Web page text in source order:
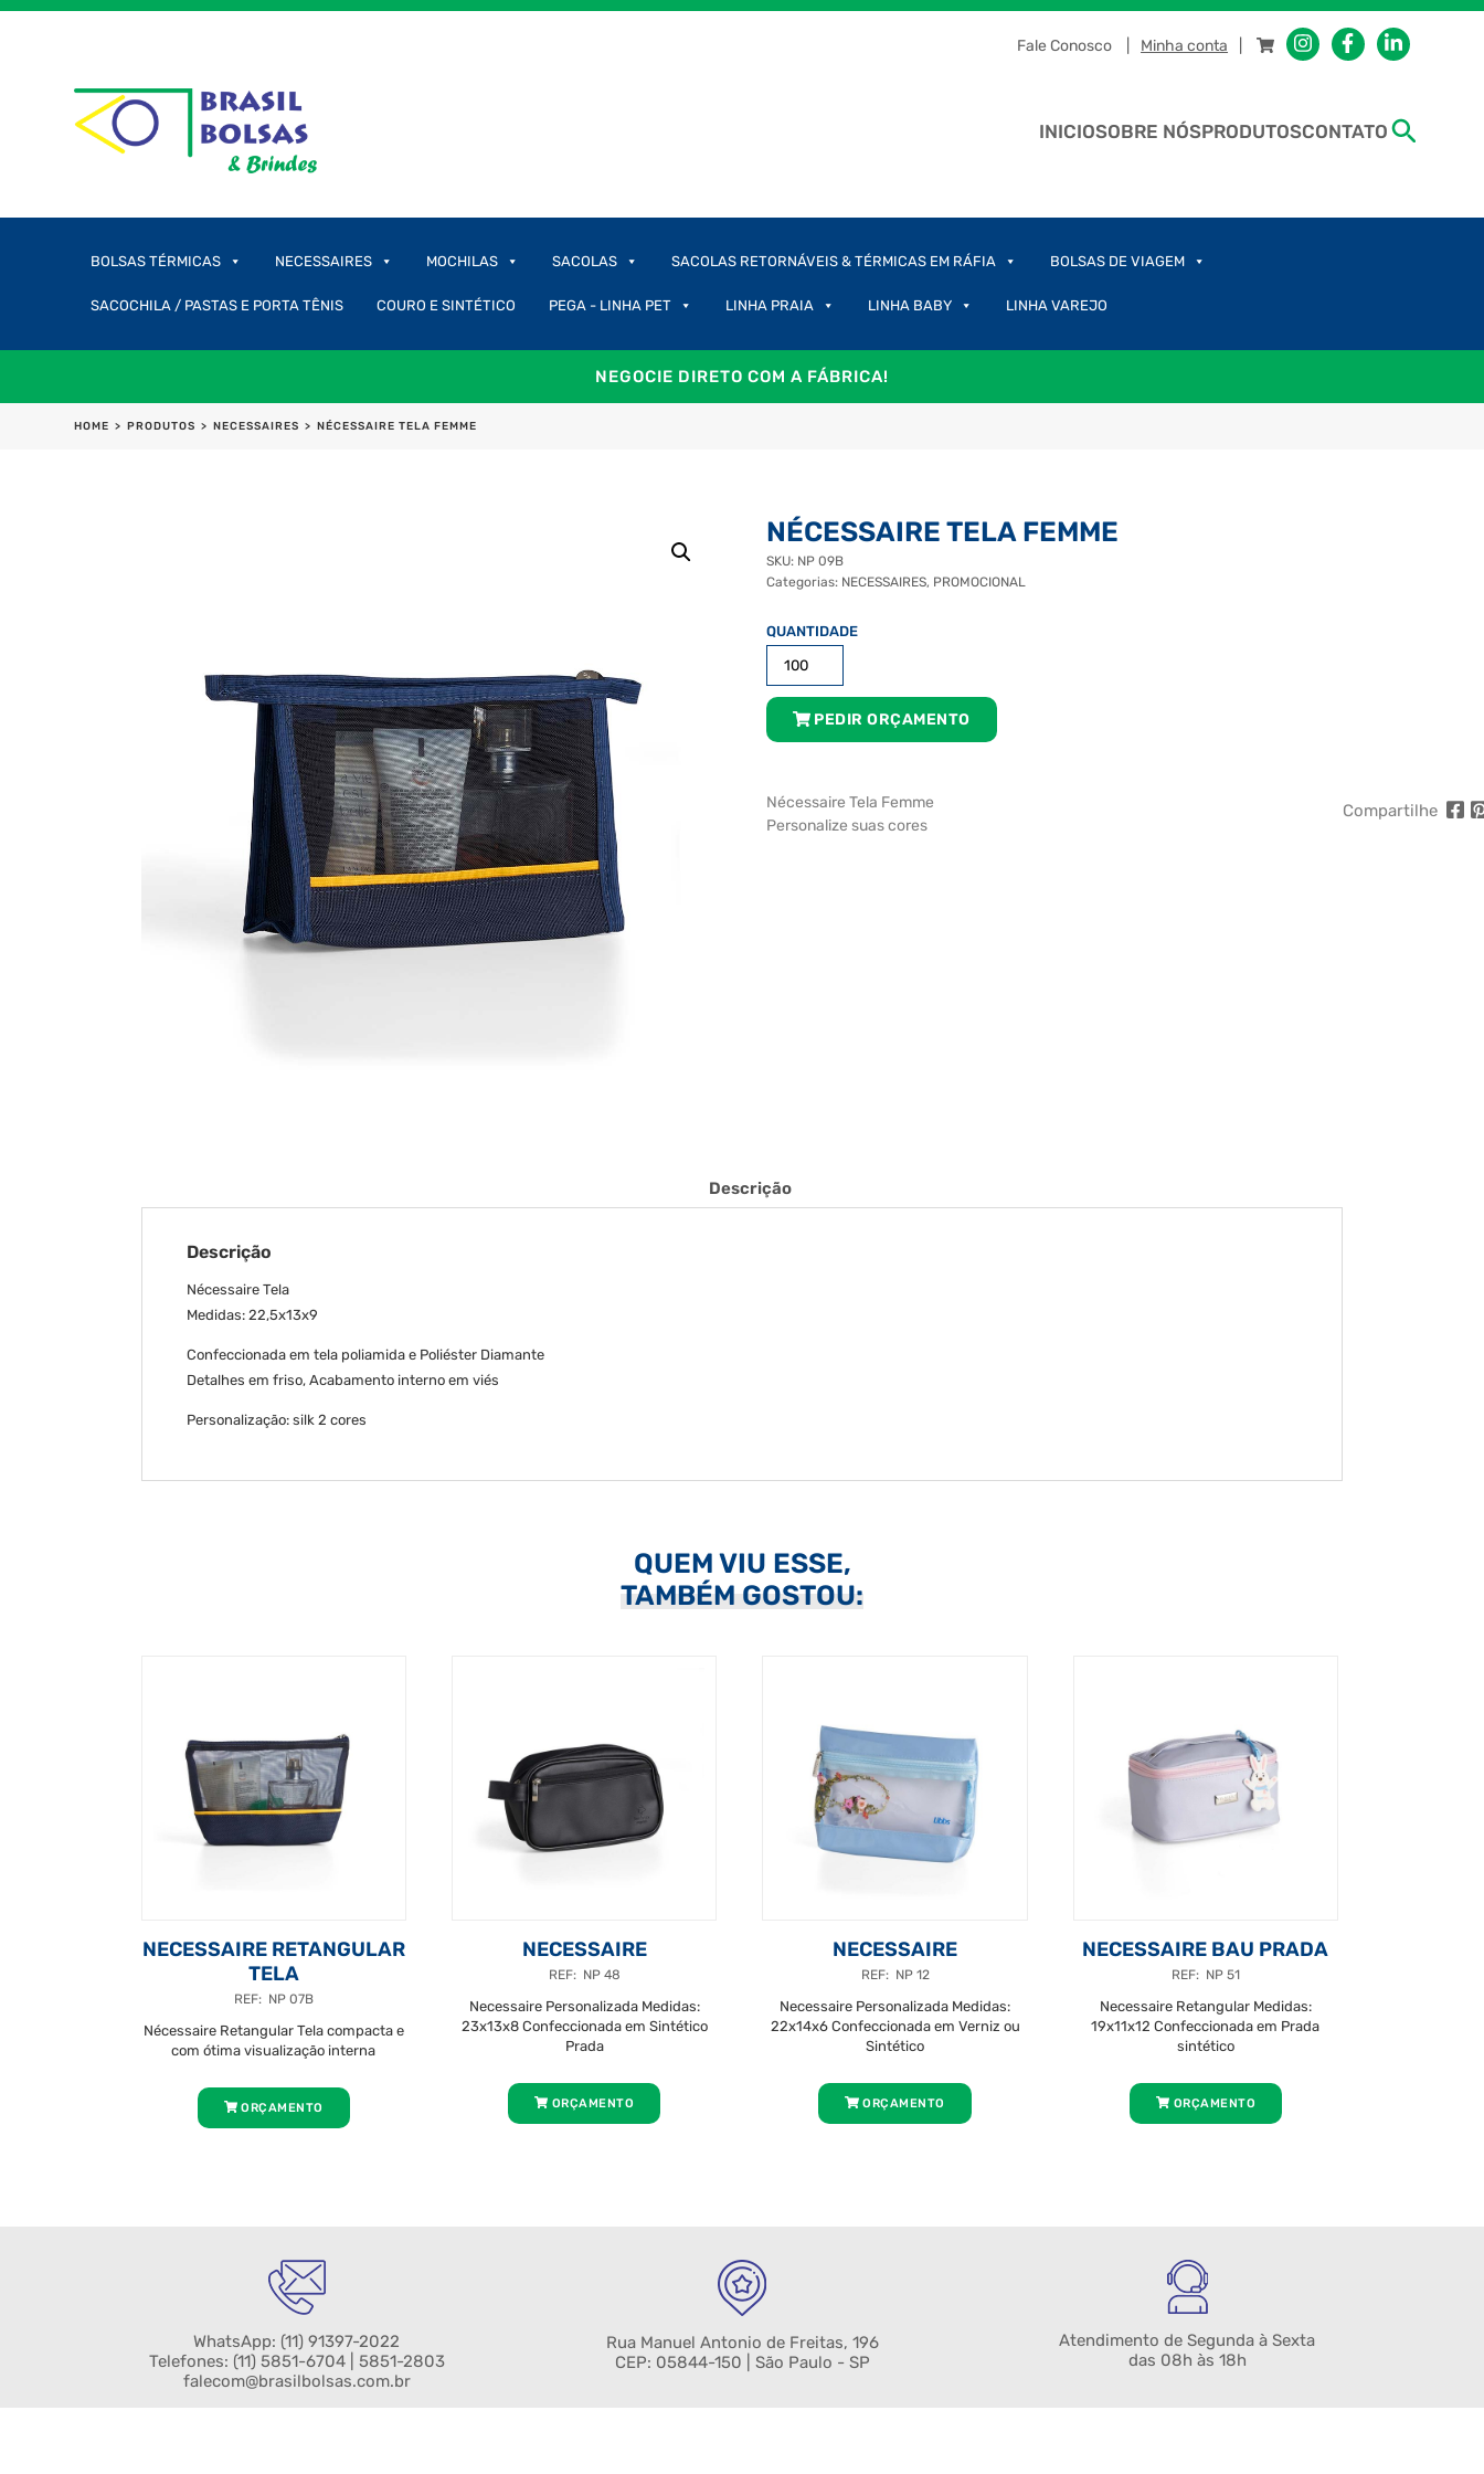
Fale Conosco Minha conta
INICIOSOBRE NÓSPRODUTOSCONTATO
BOLSAS TÉRMICAS NECESSAIRES MOCHILAS SACOLAS SACOLAS RETORNÁVEIS & TÉRMICAS EM RÁFIA BOLSAS DE VIAGEM
SACOCHILA / PASTAS E PORTA TÊNIS COURO E SINTÉTICO PEGA - LINHA PET LINHA PRAIA LINHA BABY LINHA VAREJO
NEGOCIE DIRETO COM A FÁBRICA!
HOME > PRODUTOS > NECESSAIRES > NÉCESSAIRE TELA FEMME
NÉCESSAIRE TELA FEMME
SKU: NP 09B
Categorias: NECESSAIRES, PROMOCIONAL
tela
Femme
quantidadePEDIR ORÇAMENTO
Nécessaire Tela Femme
Personalize suas cores
Compartilhe
Descrição
Descrição
Nécessaire Tela
Medidas: 22,5x13x9
Confeccionada em tela poliamida e Poliéster Diamante
Detalhes em friso, Acabamento interno em viés
Personalização: silk 2 cores
QUEM VIU ESSE,
TAMBÉM GOSTOU:
NECESSAIRE RETANGULAR
TELA
REF: NP 07B
Nécessaire Retangular Tela compacta e
com ótima visualização interna
ORÇAMENTO
NECESSAIRE
REF: NP 48
Necessaire Personalizada Medidas:
23x13x8 Confeccionada em Sintético
Prada
ORÇAMENTO
NECESSAIRE
REF: NP 12
Necessaire Personalizada Medidas:
22x14x6 Confeccionada em Verniz ou
Sintético
ORÇAMENTO
NECESSAIRE BAU PRADA
REF: NP 51
Necessaire Retangular Medidas:
19x11x12 Confeccionada em Prada
sintético
ORÇAMENTO
WhatsApp: (11) 91397-2022
Telefones: (11) 5851-6704| 5851-2803
falecom@brasilbolsas.com.br
Rua Manuel Antonio de Freitas, 196
CEP: 05844-150 | São Paulo - SP
Atendimento de Segunda à Sexta
das 08h às 18h